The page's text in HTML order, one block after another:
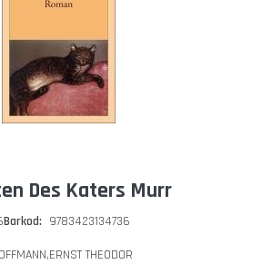
Des Katers Murr
Barkod: 9783423134736
THEODOR